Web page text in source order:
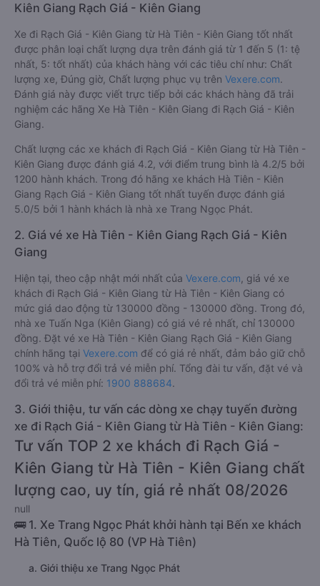
Kiên Giang Rạch Giá - Kiên Giang
Xe đi Rạch Giá - Kiên Giang từ Hà Tiên - Kiên Giang tốt nhất
được phân loại chất lượng dựa trên đánh giá từ 1 đến 5 (1: tệ
nhất, 5: tốt nhất) của khách hàng với các tiêu chí như: Chất
lượng xe, Đúng giờ, Chất lượng phục vụ trên Vexere.com.
Đánh giá này được viết trực tiếp bởi các khách hàng đã trải
nghiệm các hãng Xe Hà Tiên - Kiên Giang đi Rạch Giá - Kiên
Giang.
Chất lượng các xe khách đi Rạch Giá - Kiên Giang từ Hà Tiên -
Kiên Giang được đánh giá 4.2, với điểm trung bình là 4.2/5 bởi
1200 hành khách. Trong đó hãng xe khách Hà Tiên - Kiên
Giang Rạch Giá - Kiên Giang tốt nhất tuyến được đánh giá
5.0/5 bởi 1 hành khách là nhà xe Trang Ngọc Phát.
2. Giá vé xe Hà Tiên - Kiên Giang Rạch Giá - Kiên
Giang
Hiện tại, theo cập nhật mới nhất của Vexere.com , giá vé xe
khách đi Rạch Giá - Kiên Giang từ Hà Tiên - Kiên Giang có
mức giá dao động từ 130000 đồng - 130000 đồng. Trong đó,
nhà xe Tuấn Nga (Kiên Giang) có giá vé rẻ nhất, chỉ 130000
đồng. Đặt vé xe Hà Tiên - Kiên Giang Rạch Giá - Kiên Giang
chính hãng tại Vexere.com để có giá rẻ nhất, đảm bảo giữ chỗ
100% và hỗ trợ đổi trả vé miễn phí. Tổng đài tư vấn, đặt vé và
đổi trả vé miễn phí: 1900 888684.
3. Giới thiệu, tư vấn các dòng xe chạy tuyến đường
xe đi Rạch Giá - Kiên Giang từ Hà Tiên - Kiên Giang:
Tư vấn TOP 2 xe khách đi Rạch Giá -
Kiên Giang từ Hà Tiên - Kiên Giang chất
lượng cao, uy tín, giá rẻ nhất 08/2026
null
🚌 1. Xe Trang Ngọc Phát khởi hành tại Bến xe khách
Hà Tiên, Quốc lộ 80 (VP Hà Tiên)
a. Giới thiệu xe Trang Ngọc Phát